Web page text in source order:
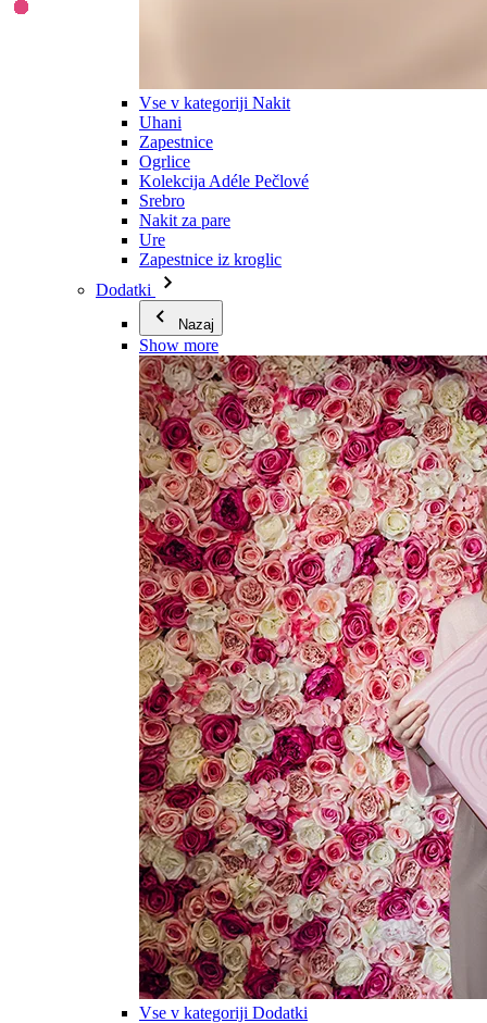
Vse v kategoriji Nakit
Uhani
Zapestnice
Ogrlice
Kolekcija Adéle Pečlové
Srebro
Nakit za pare
Ure
Zapestnice iz kroglic
Dodatki
Nazaj
Show more
Vse v kategoriji Dodatki